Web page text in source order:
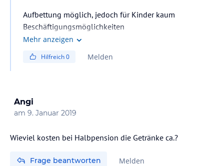
Aufbettung möglich, jedoch für Kinder kaum
Beschäftigungsmöglichkeiten
Mehr anzeigen
Hilfreich0 Melden
Angi
am 9. Januar 2019
Wieviel kosten bei Halbpension die Getränke ca.?
Frage beantworten Melden